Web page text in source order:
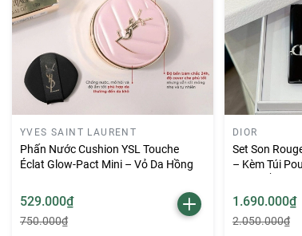
YVES SAINT LAURENT
Phấn Nước Cushion YSL Touche
Éclat Glow-Pact Mini – Vỏ Da Hồng
529.000₫
750.000₫
DIOR
Set Son
– Kèm Túi
1.690.000₫
2.050.000₫